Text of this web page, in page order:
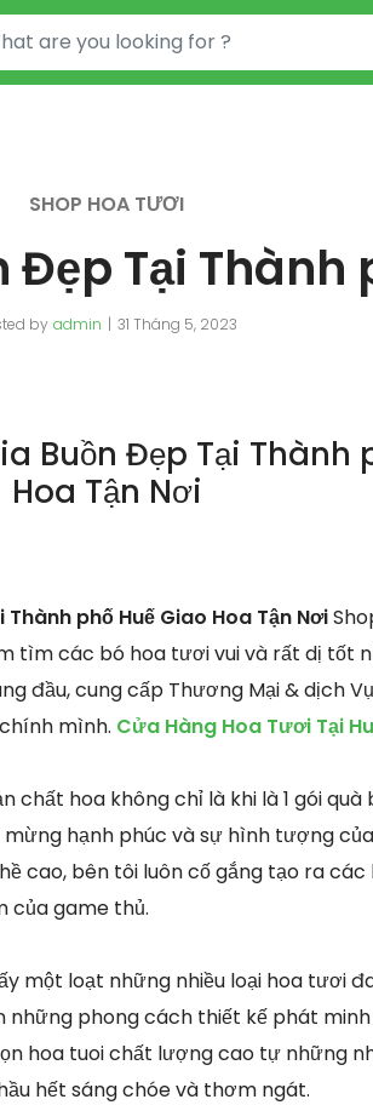
SHOP HOA TƯƠI
Đẹp Tại Thành
by admin 31 Tháng 5, 2023
Buồn Đẹp Tại Thành
Hoa Tận Nơi
phố Huế Giao Hoa Tận Nơi
tìm các bó hoa tươi vui và rất dị tốt
đầu, cung cấp Thương Mại & dịch
mình. Cửa Hàng Hoa Tươi Tại
chất hoa không chỉ là khi là 1 gói
hạnh phúc và sự hình tượng
cao, bên tôi luôn cố gắng tạo ra
của game thủ.
một loạt những nhiều loại hoa tươi
phong cách thiết kế phát
hoa tuoi chất lượng cao tự những
hết sáng chóe và thơm ngát.